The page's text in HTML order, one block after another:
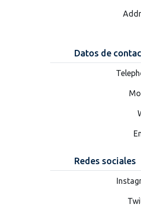
Datos de
Redes sociales